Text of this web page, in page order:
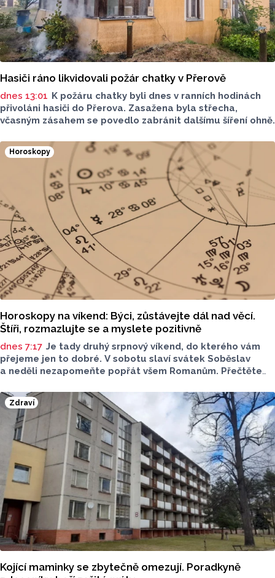
Hasiči ráno likvidovali požár chatky v Přerově
dnes 13:01 K požáru chatky byli dnes v ranních hodinách
přivoláni hasiči do Přerova. Zasažena byla střecha,
včasným zásahem se povedlo zabránit dalšímu šíření ohně.
Horoskopy
Horoskopy na víkend: Býci, zůstávejte dál nad věcí.
Štíři, rozmazlujte se a myslete pozitivně
dnes 7:17 Je tady druhý srpnový víkend, do kterého vám
přejeme jen to dobré. V sobotu slaví svátek Soběslav
a neděli nezapomeňte popřát všem Romanům. Přečtěte
Zdraví
Kojící maminky se zbytečně omezují. Poradkyně